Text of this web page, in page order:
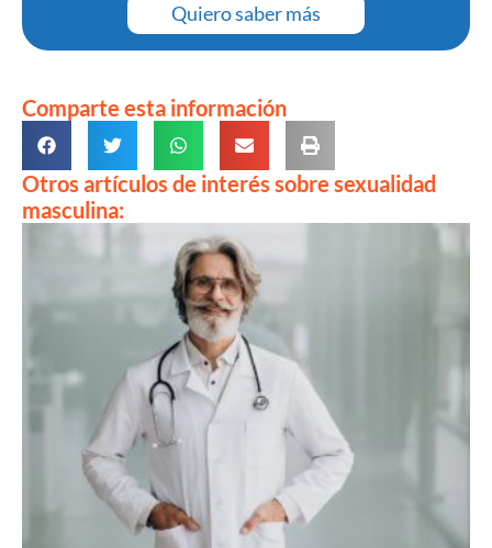
Quiero saber más
Comparte esta información
Otros artículos de interés sobre sexualidad
masculina: